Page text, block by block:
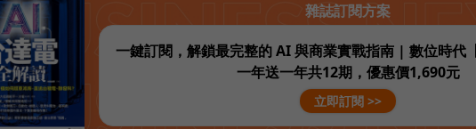
雜誌訂閱方案
一鍵訂閱，解鎖最完整的 AI 與商業實戰指南 | 數位時代
一年送一年共12期，優惠價1,690元
立即訂閱 >>